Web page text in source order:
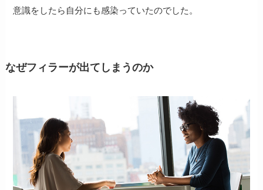
意識をしたら自分にも感染っていたのでした。
なぜフィラーが出てしまうのか